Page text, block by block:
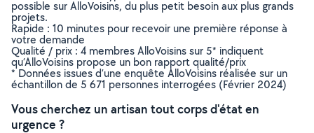
possible sur AlloVoisins, du plus petit besoin aux plus grands
projets.
Rapide : 10 minutes pour recevoir une première réponse à
votre demande
Qualité / prix : 4 membres AlloVoisins sur 5* indiquent
qu’AlloVoisins propose un bon rapport qualité/prix
* Données issues d’une enquête AlloVoisins réalisée sur un
échantillon de 5 671 personnes interrogées (Février 2024)
Vous cherchez un artisan tout corps d'état en
urgence ?